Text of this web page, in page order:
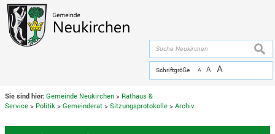
Zum Inhalt,zur Navigation
Schriftgröße A A A
Sie sind hier: Gemeinde Neukirchen > Rathaus &
Service > Politik >Gemeinderat >Sitzungsprotokolle >Archiv